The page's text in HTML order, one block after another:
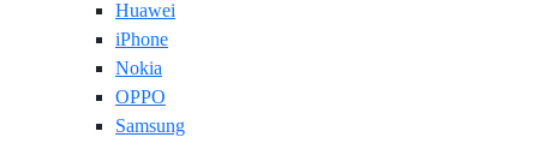
Huawei
iPhone
Nokia
OPPO
Samsung